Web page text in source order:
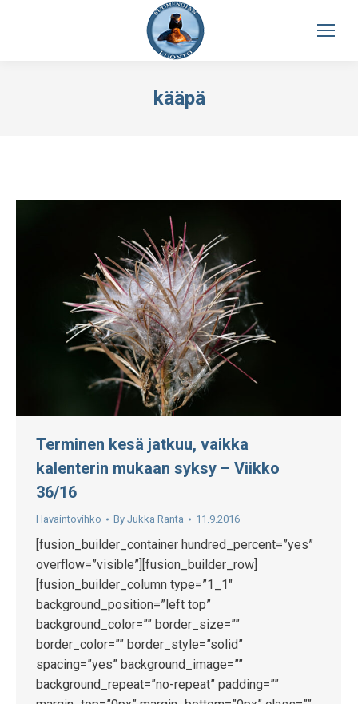
kääpä
Terminen kesä jatkuu, vaikka
kalenterin mukaan syksy – Viikko
36/16
Havaintovihko By Jukka Ranta 11.9.2016
[fusion_builder_container hundred_percent=”yes”
overflow=”visible”][fusion_builder_row]
[fusion_builder_column type=”1_1″
background_position=”left top”
background_color=”” border_size=””
border_color=”” border_style=”solid”
spacing=”yes” background_image=””
background_repeat=”no-repeat” padding=””